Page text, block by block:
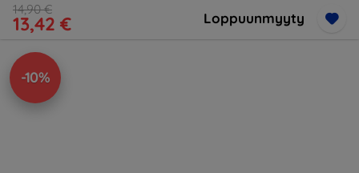
14,90 €
13,42 € Loppuunmyyty
-10%